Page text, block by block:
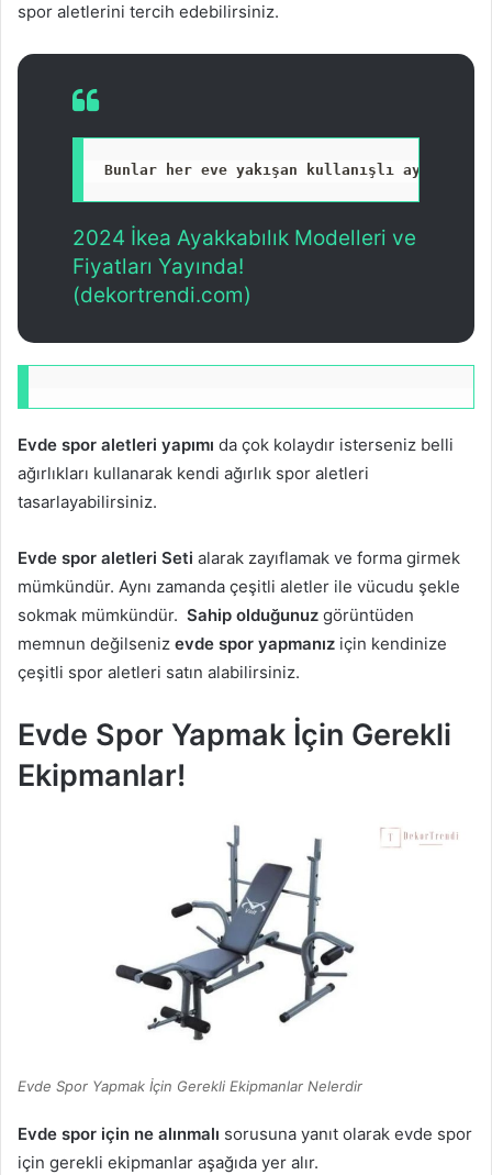
spor aletlerini tercih edebilirsiniz.
Bunlar her eve yakışan kullanışlı
2024 İkea Ayakkabılık Modelleri ve
Fiyatları Yayında!
(dekortrendi.com)
Evde spor aletleri yapımı da çok kolaydır isterseniz belli
ağırlıkları kullanarak kendi ağırlık spor aletleri
tasarlayabilirsiniz.
Evde spor aletleri Seti alarak zayıflamak ve forma girmek
mümkündür. Aynı zamanda çeşitli aletler ile vücudu şekle
sokmak mümkündür. Sahip olduğunuz görüntüden
memnun değilseniz evde spor yapmanız için kendinize
çeşitli spor aletleri satın alabilirsiniz.
Evde Spor Yapmak İçin Gerekli
Ekipmanlar!
Evde Spor Yapmak İçin Gerekli Ekipmanlar Nelerdir
Evde spor için ne alınmalı sorusuna yanıt olarak evde spor
için gerekli ekipmanlar aşağıda yer alır.